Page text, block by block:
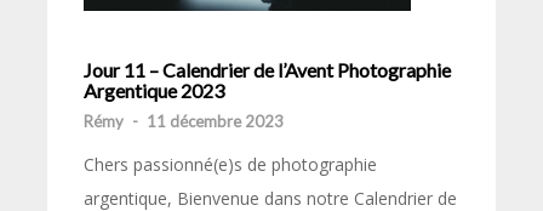
Jour 11 – Calendrier de l’Avent Photographie
Argentique 2023
Rémy - 11 décembre 2023
Chers passionné(e)s de photographie
argentique, Bienvenue dans notre Calendrier de